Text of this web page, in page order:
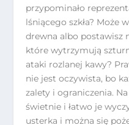
przypominało
lśniącego szkła? Może
drewna albo postawisz
które wytrzymują
ataki rozlanej kawy?
nie jest oczywista, bo
zalety i ograniczenia.
świetnie i łatwo je
usterka i można się